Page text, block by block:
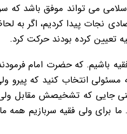
می تواند موفق باشد که
نجات پیدا کردیم، اگر به
تعیین کرده بودند حرکت کرد.
باشیم. که حضرت امام
انتخاب کنید که پیرو
جایی که تشخیصش مقابل
برای ولی فقیه سربازیم